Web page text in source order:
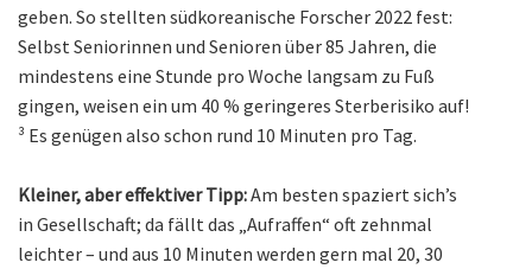
geben. So stellten südkoreanische Forscher 2022 fest:
Selbst Seniorinnen und Senioren über 85 Jahren, die
mindestens eine Stunde pro Woche langsam zu Fuß
gingen, weisen ein um 40 % geringeres Sterberisiko auf!
³ Es genügen also schon rund 10 Minuten pro Tag.
Kleiner, aber effektiver Tipp:Am besten spaziert sich’s
in Gesellschaft; da fällt das „Aufraffen“ oft zehnmal
leichter – und aus 10 Minuten werden gern mal 20, 30